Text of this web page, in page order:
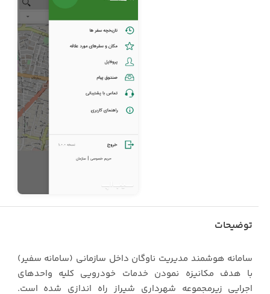
توضیحات
سامانه هوشمند مدیریت ناوگان داخل سازمانی (سامانه سفیر)
با هدف مکانیزه نمودن خدمات خودرویی کلیه واحدهای
اجرایی زیرمجموعه شهرداری شیراز راه اندازی شده است.